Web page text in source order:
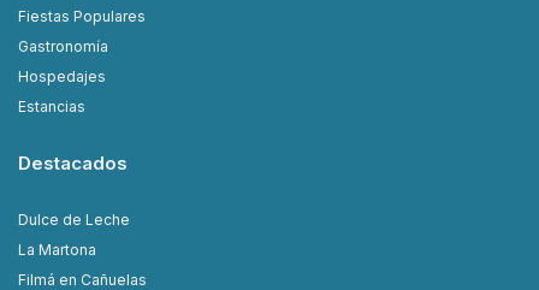
Fiestas Populares
Gastronomía
Hospedajes
Estancias
Destacados
Dulce de Leche
La Martona
Filmá en Cañuelas